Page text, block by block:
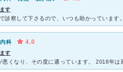
す
内科 4.0
す